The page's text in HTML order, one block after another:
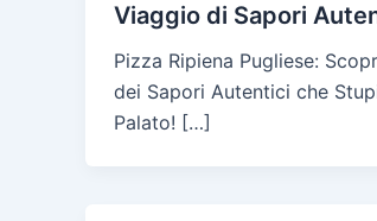
Viaggio di Sapori
Pizza Ripiena Pugliese:
dei Sapori Autentici che
Palato! […]